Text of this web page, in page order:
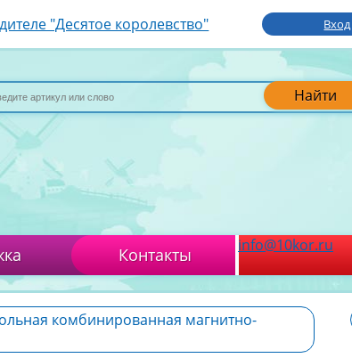
"Десятое королевство" Вход
Найти
Контакты info@10kor.ru
комбинированная магнитно-